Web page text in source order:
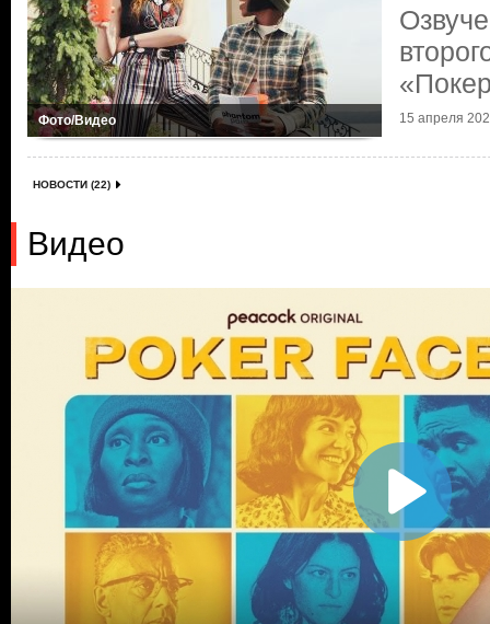
Фото/Видео 15 апреля
НОВОСТИ (22)
Видео